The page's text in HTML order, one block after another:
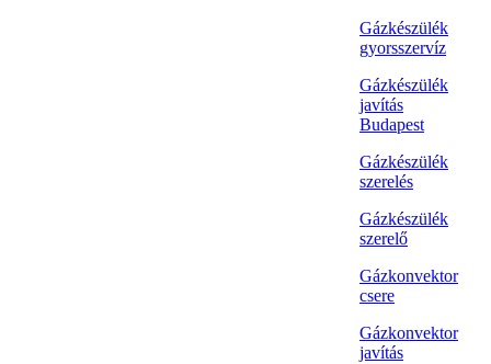
Gázkészülék
gyorsszervíz
Gázkészülék
javítás
Budapest
Gázkészülék
szerelés
Gázkészülék
szerelő
Gázkonvektor
csere
Gázkonvektor
javítás